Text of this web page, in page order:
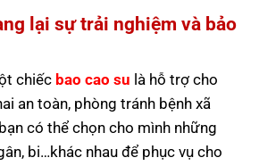
lại sự trải nghiệm và bảo
chiếc bao cao su là hỗ trợ cho
an toàn, phòng tránh bệnh xã
có thể chọn cho mình những
bi…khác nhau để phục vụ cho